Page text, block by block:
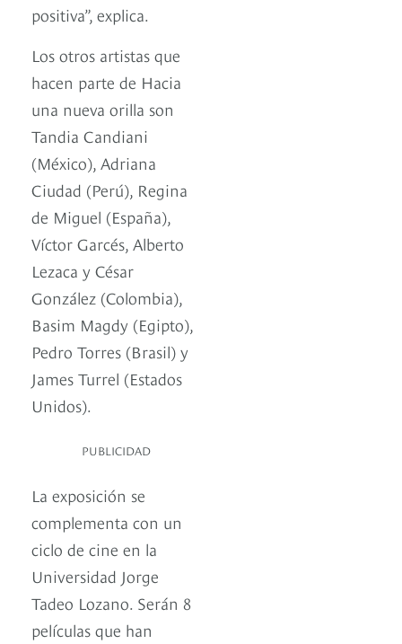
positiva”, explica.
Los otros artistas que
hacen parte de Hacia
una nueva orilla son
Tandia Candiani
(México), Adriana
Ciudad (Perú), Regina
de Miguel (España),
Víctor Garcés, Alberto
Lezaca y César
González (Colombia),
Basim Magdy (Egipto),
Pedro Torres (Brasil) y
James Turrel (Estados
Unidos).
PUBLICIDAD
La exposición se
complementa con un
ciclo de cine en la
Universidad Jorge
Tadeo Lozano. Serán 8
películas que han